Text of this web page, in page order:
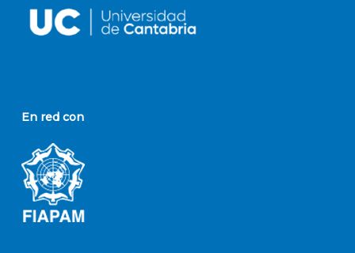
En red con